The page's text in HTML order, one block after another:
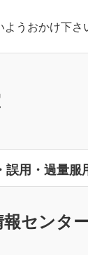
うおかけ下さ
誤用・過量
センタ